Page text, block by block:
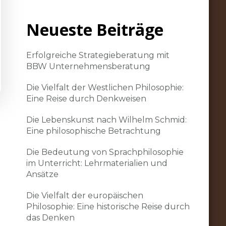
Neueste Beiträge
Erfolgreiche Strategieberatung mit
BBW Unternehmensberatung
Die Vielfalt der Westlichen Philosophie:
Eine Reise durch Denkweisen
Die Lebenskunst nach Wilhelm Schmid:
Eine philosophische Betrachtung
Die Bedeutung von Sprachphilosophie
im Unterricht: Lehrmaterialien und
Ansätze
Die Vielfalt der europäischen
Philosophie: Eine historische Reise durch
das Denken